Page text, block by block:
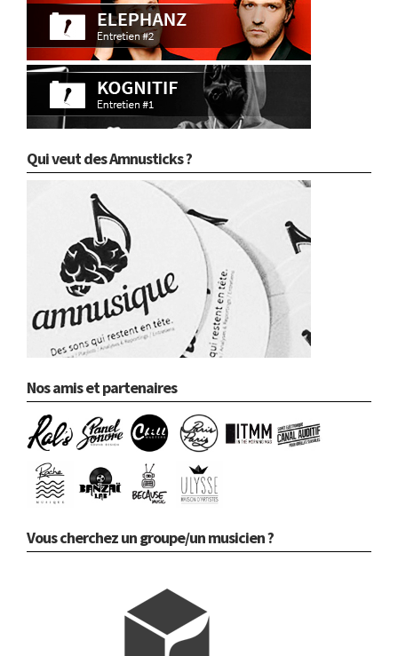
Qui veut des Amnusticks ?
Nos amis et partenaires
Vous cherchez un groupe/un musicien ?